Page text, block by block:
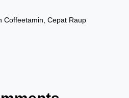
Coffeetamin, Cepat Raup